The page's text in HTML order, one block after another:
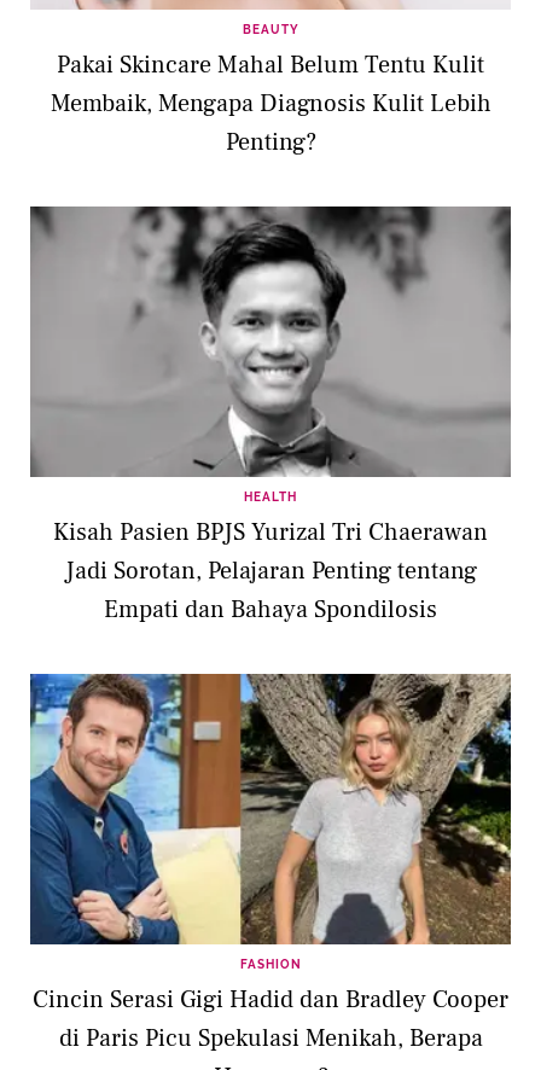
BEAUTY
Pakai Skincare Mahal Belum Tentu Kulit
Membaik, Mengapa Diagnosis Kulit Lebih
Penting?
HEALTH
Kisah Pasien BPJS Yurizal Tri Chaerawan
Jadi Sorotan, Pelajaran Penting tentang
Empati dan Bahaya Spondilosis
FASHION
Cincin Serasi Gigi Hadid dan Bradley Cooper
di Paris Picu Spekulasi Menikah, Berapa